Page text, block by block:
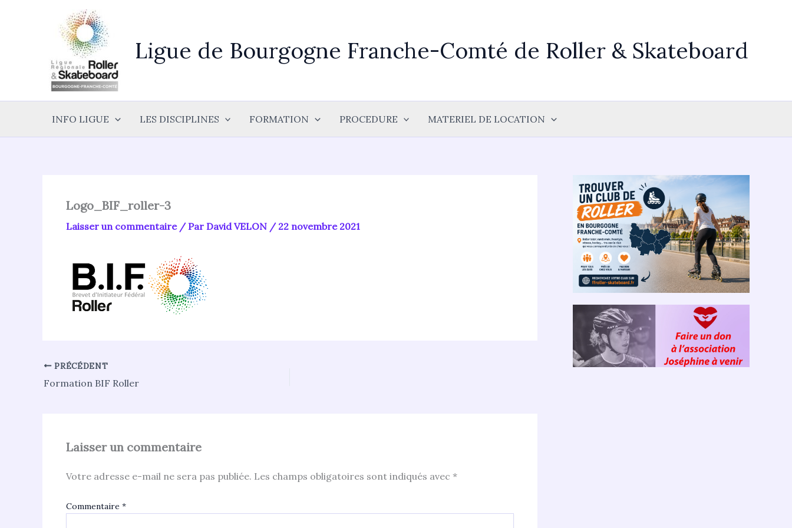
Ligue de Bourgogne Franche-Comté de Roller & Skateboard
INFO LIGUE LES DISCIPLINES FORMATION PROCEDURE MATERIEL DE LOCATION
Logo_BIF_roller-3
Laisser un commentaire / Par David VELON / 22 novembre 2021
PRÉCÉDENT
Formation BIF Roller
Laisser un commentaire
Votre adresse e-mail ne sera pas publiée. Les champs obligatoires sont indiqués avec *
Commentaire *